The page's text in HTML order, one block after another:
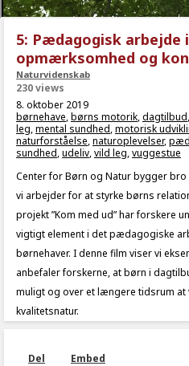
5: Pædagogisk
opmærksomhed og
Naturvidenskab
230 views
8. oktober 2019
børnehave,børns motorik,dagtilbud
leg,mental sundhed,motorisk
naturforståelse,naturoplevelser,
sundhed,udeliv,vild leg,vuggestue
Center for Børn og Natur bygger
vi arbejder for at styrke børns
projekt ”Kom med ud” har forskere
vigtigt element i det pædagogiske
børnehaver. I denne film viser vi
anbefaler forskerne, at børn i
muligt og over et længere tidsrum
kvalitetsnatur.
Del Embed